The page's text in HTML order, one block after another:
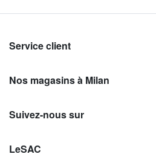
Service client
Nos magasins à Milan
Suivez-nous sur
LeSAC